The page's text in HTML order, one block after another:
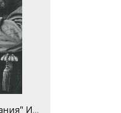
Книга "Мои воспоминания" Илья Львович Толстой